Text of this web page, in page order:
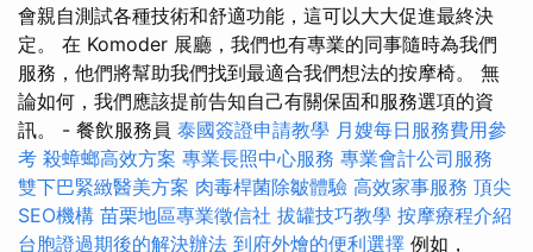
會親自測試各種技術和舒適功能，這可以大大促進最終決
定。 在 Komoder 展廳，我們也有專業的同事隨時為我們
服務，他們將幫助我們找到最適合我們想法的按摩椅。 無
論如何，我們應該提前告知自己有關保固和服務選項的資
訊。 - 餐飲服務員 泰國簽證申請教學 月嫂每日服務費用參
考 殺蟑螂高效方案 專業長照中心服務 專業會計公司服務
雙下巴緊緻醫美方案 肉毒桿菌除皺體驗 高效家事服務 頂尖
SEO機構 苗栗地區專業徵信社 拔罐技巧教學 按摩療程介紹
台胞證過期後的解決辦法 到府外燴的便利選擇 例如，